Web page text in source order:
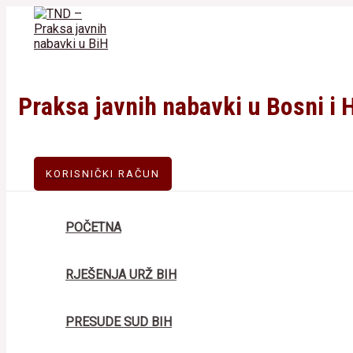
content
Praksa javnih nabavki u Bosni i
KORISNIČKI RAČUN
POČETNA
RJEŠENJA URŽ BIH
PRESUDE SUD BIH